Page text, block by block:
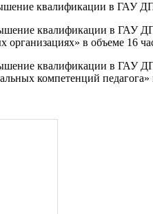
квалификации в ГАУ
квалификации в ГАУ
организациях» в объеме 16
квалификации в ГАУ
компетенций педагога»